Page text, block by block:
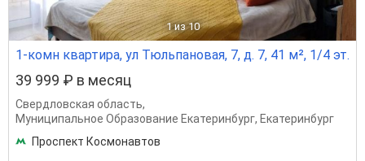
1 из 10
1-комн квартира, ул Тюльпановая, 7, д. 7, 41 м², 1/4 эт.
39 999 ₽ в месяц
Свердловская область,
Муниципальное Образование Екатеринбург, Екатеринбург
Проспект Космонавтов